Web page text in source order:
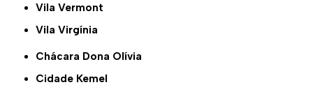
Vila Vermont
Vila Virgínia
Chácara Dona Olívia
Cidade Kemel